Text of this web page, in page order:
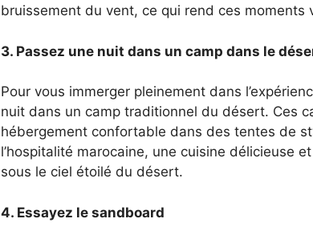
bruissement du vent, ce qui rend ces moments
3. Passez une nuit dans un camp dans le
Pour vous immerger pleinement dans
nuit dans un camp traditionnel du désert. Ces
hébergement confortable dans des tentes de
l’hospitalité marocaine, une cuisine délicieuse
sous le ciel étoilé du désert.
4. Essayez le sandboard